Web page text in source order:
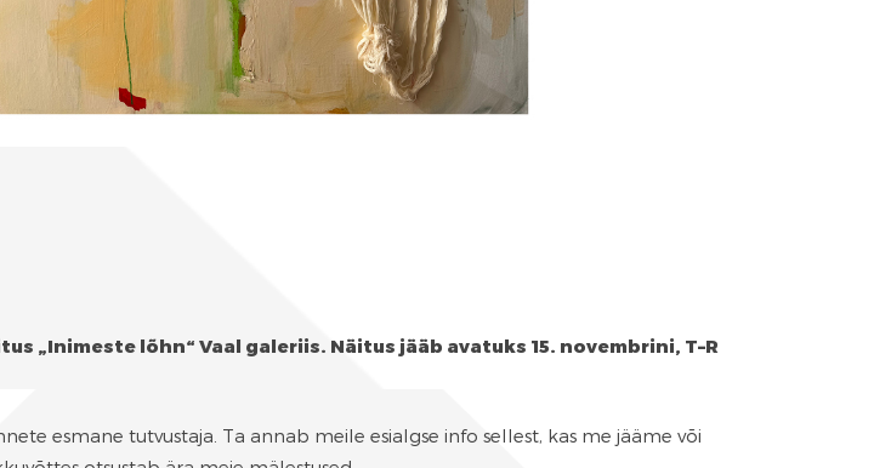
„Inimeste lõhn“ Vaal galeriis. Näitus jääb avatuks 15. novembrini, T–R
esmane tutvustaja. Ta annab meile esialgse info sellest, kas me jääme või